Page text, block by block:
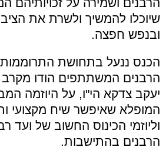
שיוכלו להמשיך ולשרת את
ובנפש חפצה.
הכנס ננעל בתחושת
הרבנים המשתתפים הודו
יעקב צדקא הי"ו, על היוזמה
המופלא שאיפשר שיח מקצועי
וליוזמי הכינוס החשוב של ועד
הרבנים בהתישבות.